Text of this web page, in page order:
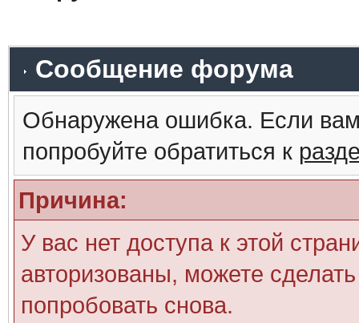
Сообщение форума
Обнаружена ошибка. Если
попробуйте обратиться к
Причина:
У вас нет доступа к этой
авторизованы, можете
попробовать снова.